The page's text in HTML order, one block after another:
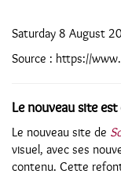
Saturday 8 August
Source : https://
Le nouveau site
Le nouveau site de
visuel, avec ses
contenu. Cette